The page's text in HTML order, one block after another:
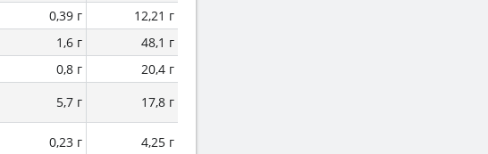
0,39 г
12,21 г
1,6 г
48,1 г
0,8 г
20,4 г
5,7 г
17,8 г
0,23 г
4,25 г